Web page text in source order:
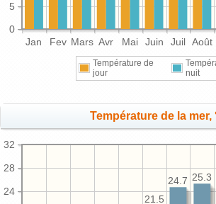
Jan Fev Mars Avr Mai Juin Juil Août
0
5
Température de
jour
nuit
Température de la mer,
24
28
32
25.3
24.7
21.5